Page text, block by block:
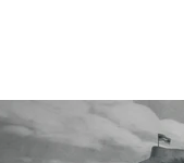
berlin